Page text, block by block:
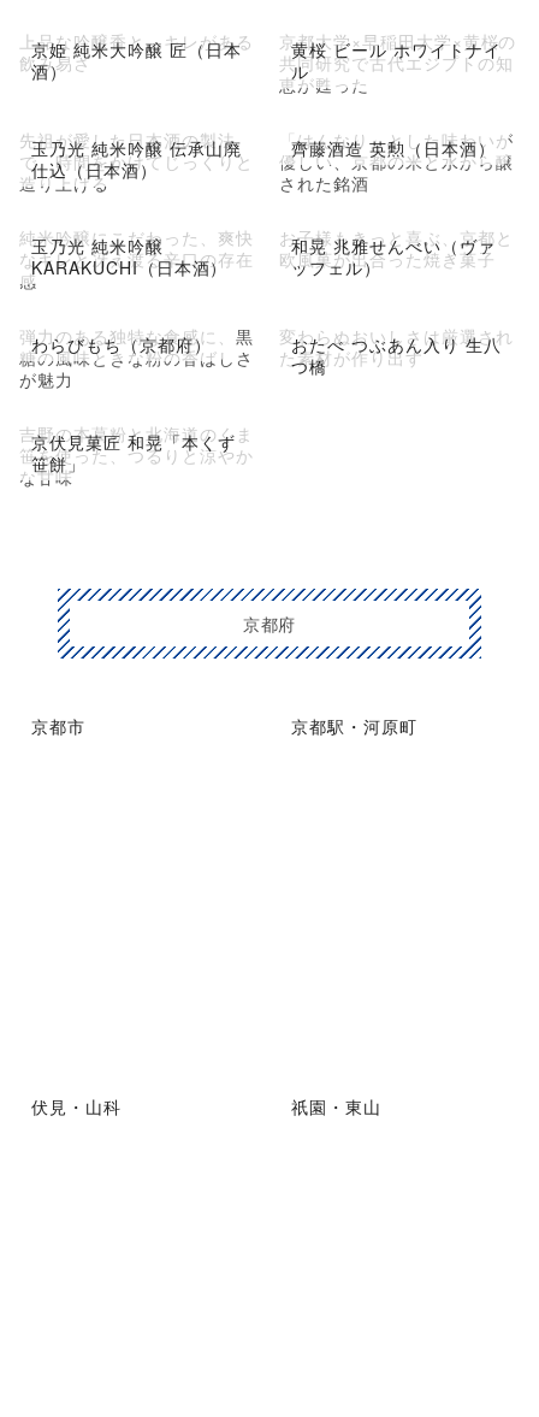
京姫 純米大吟醸 匠（日本
酒）
上品な吟醸香と、キレがある
飲み易さ
黄桜 ビール ホワイトナイ
ル
京都大学×早稲田大学×黄桜の
共同研究で古代エジプトの知
恵が甦った
玉乃光 純米吟醸 伝承山廃
仕込（日本酒）
先祖が愛した日本酒の製法
で、時間をかけてじっくりと
造り上げる
齊藤酒造 英勲（日本酒）
「はんなり」とした味わいが
優しい、京都の米と水から醸
された銘酒
玉乃光 純米吟醸
KARAKUCHI（日本酒）
純米吟醸にこだわった、爽快
なキレと冴え渡る辛口の存在
感
和晃 兆雅せんべい（ヴァ
ッフェル）
お子様もきっと喜ぶ、京都と
欧風菓が出合った焼き菓子
わらびもち（京都府）
弾力のある独特な食感に、黒
糖の風味ときな粉の香ばしさ
が魅力
おたべ つぶあん入り 生八
つ橋
変わらぬおいしさは厳選され
た素材が作り出す
京伏見菓匠 和晃「本くず
笹餅」
吉野の本葛粉と北海道のくま
笹を使った、つるりと涼やか
な甘味
京都府
京都市 京都駅・河原町
伏見・山科 祇園・東山